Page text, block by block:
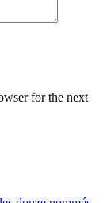
for the next